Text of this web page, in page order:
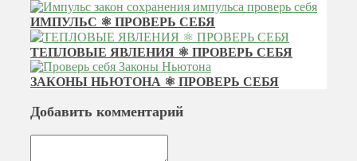
ИМПУЛЬС ⚛ ПРОВЕРЬ СЕБЯ
ТЕПЛОВЫЕ ЯВЛЕНИЯ ⚛ ПРОВЕРЬ СЕБЯ
ЗАКОНЫ НЬЮТОНА ⚛ ПРОВЕРЬ СЕБЯ
Добавить комментарий